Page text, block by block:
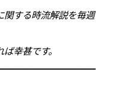
関する時流解説を毎週
幸甚です。